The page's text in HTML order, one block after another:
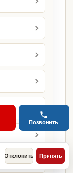
Отклонить Принять
Позвонить